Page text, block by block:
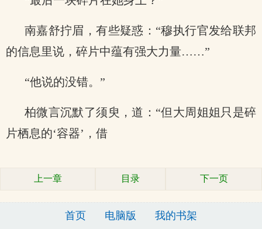
南嘉舒拧眉，有些疑惑：“穆执行官发给联邦
的信息里说，碎片中蕴有强大力量……”
“他说的没错。”
柏微言沉默了须臾，道：“但大周姐姐只是碎
片栖息的‘容器’，借
上一章 目录 下一页
首页 电脑版 我的书架